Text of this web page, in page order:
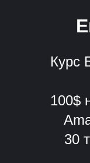
Курс
100$
30